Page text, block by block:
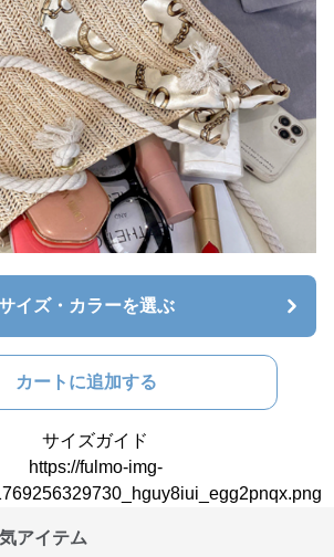
イズ・カラーを選ぶ
カートに追加する
アイテム